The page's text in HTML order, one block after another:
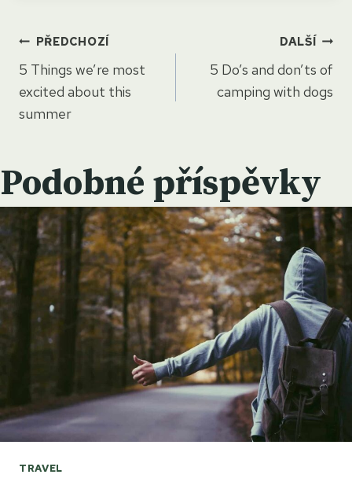
Navigace
pro
PŘEDCHOZÍ
5 Things we’re most
excited about this
summer
DALŠÍ
5 Do’s and don’ts of
camping with dogs
Podobné příspěvky
TRAVEL